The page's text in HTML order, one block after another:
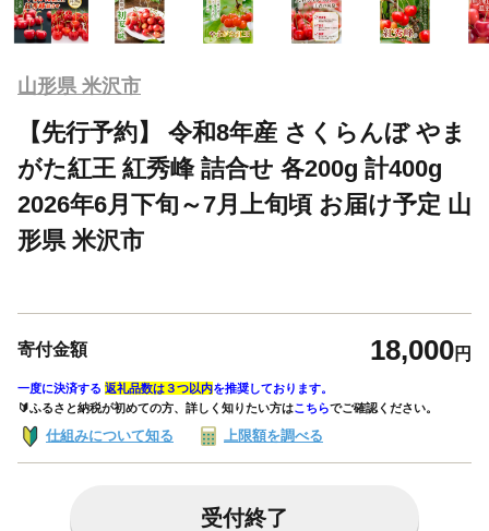
山形県 米沢市
【先行予約】 令和8年産 さくらんぼ やま
がた紅王 紅秀峰 詰合せ 各200g 計400g
2026年6月下旬～7月上旬頃 お届け予定 山
形県 米沢市
寄付金額 18,000円
一度に決済する 返礼品数は３つ以内を推奨しております。
🔰ふるさと納税が初めての方、詳しく知りたい方はこちらでご確認ください。
仕組みについて知る 上限額を調べる
受付終了